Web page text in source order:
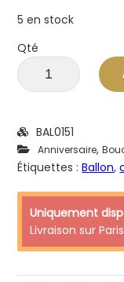
5 en stock
Qté
BAL0151
Anniversaire,
Étiquettes :Ballon,
Uniquement
Livraison sur